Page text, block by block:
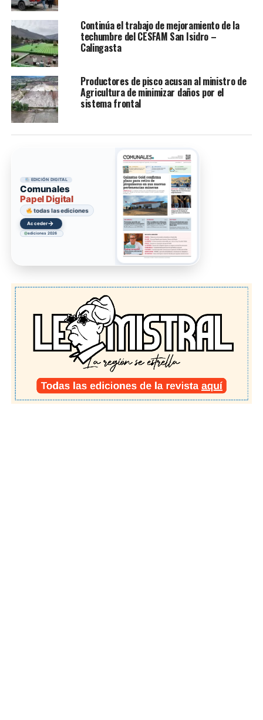
Continúa el trabajo de mejoramiento de la
techumbre del CESFAM San Isidro –
Calingasta
Productores de pisco acusan al ministro de
Agricultura de minimizar daños por el
sistema frontal
EDICIÓN DIGITAL
Comunales
Papel Digital
todas las ediciones
Acceder→
ediciones 2026